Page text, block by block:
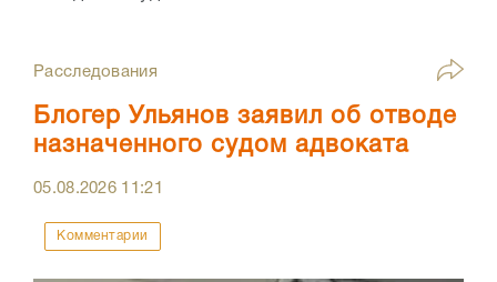
Расследования
Блогер Ульянов заявил об отводе
назначенного судом адвоката
05.08.2026 11:21
Комментарии